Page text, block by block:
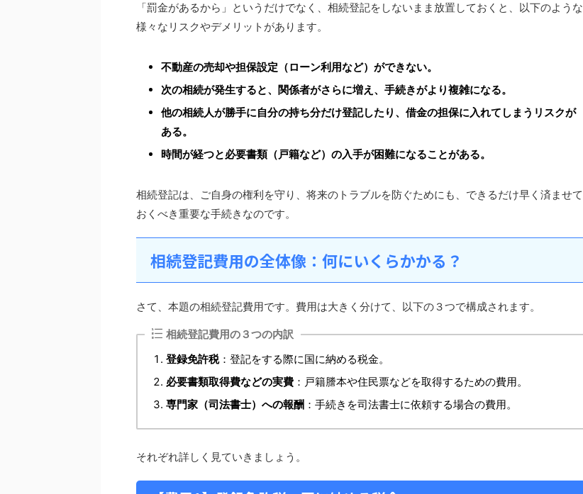
「罰金があるから」というだけでなく、相続登記をしないまま放置しておくと、以下のような
様々なリスクやデメリットがあります。
不動産の売却や担保設定（ローン利用など）ができない。
次の相続が発生すると、関係者がさらに増え、手続きがより複雑になる。
他の相続人が勝手に自分の持ち分だけ登記したり、借金の担保に入れてしまうリスクが
ある。
時間が経つと必要書類（戸籍など）の入手が困難になることがある。
相続登記は、ご自身の権利を守り、将来のトラブルを防ぐためにも、できるだけ早く済ませて
おくべき重要な手続きなのです。
相続登記費用の全体像：何にいくらかかる？
さて、本題の相続登記費用です。費用は大きく分けて、以下の３つで構成されます。
相続登記費用の３つの内訳
登録免許税：登記をする際に国に納める税金。
必要書類取得費などの実費 ：戸籍謄本や住民票などを取得するための費用。
専門家（司法書士）への報酬 ：手続きを司法書士に依頼する場合の費用。
それぞれ詳しく見ていきましょう。